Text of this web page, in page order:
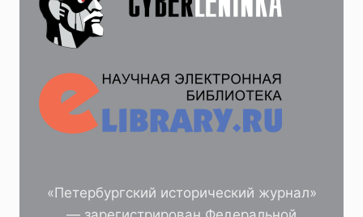
«Петербургский исторический журнал»